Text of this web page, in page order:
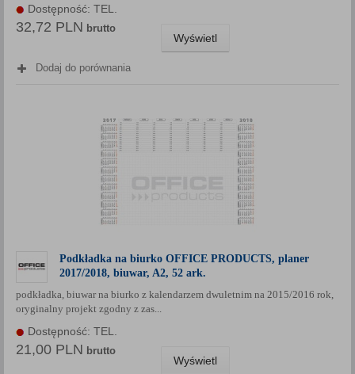
Dostępność: TEL.
32,72 PLN brutto
Wyświetl
Dodaj do porównania
Podkładka na biurko OFFICE PRODUCTS, planer
2017/2018, biuwar, A2, 52 ark.
podkładka, biuwar na biurko z kalendarzem dwuletnim na 2015/2016 rok,
oryginalny projekt zgodny z zas...
Dostępność: TEL.
21,00 PLN brutto
Wyświetl